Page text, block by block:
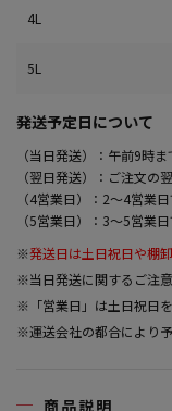
4L
5L
発送予定日について
（当日発送）：午前9時
（翌日発送）：ご注文の
（4営業日）：2～4営業
（5営業日）：3～5営業
※発送日は土日祝日や棚
※当日発送に関するご注
※「営業日」は土日祝日
※運送会社の都合により
商品説明